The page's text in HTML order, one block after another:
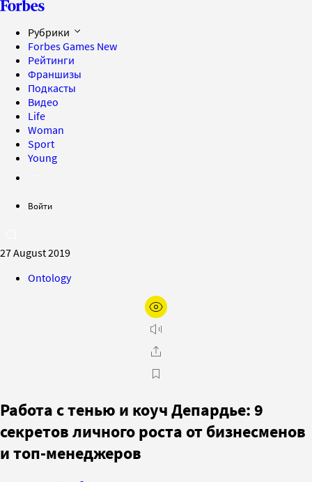
Рубрики
Forbes Games New
Рейтинги
Франшизы
Подкасты
Видео
Life
Woman
Sport
Young
Войти
27 August 2019
Ontology
Работа с тенью и коуч Депардье: 9
секретов личного роста от бизнесменов
и топ-менеджеров